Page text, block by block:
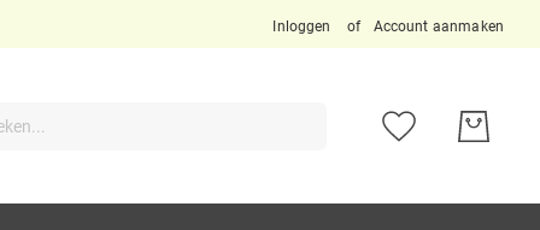
Inloggen Account aanmaken